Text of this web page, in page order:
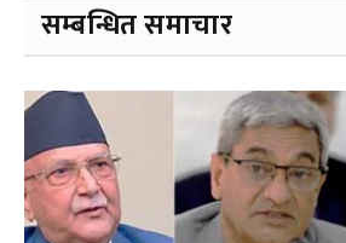
सम्बन्धित समाचार